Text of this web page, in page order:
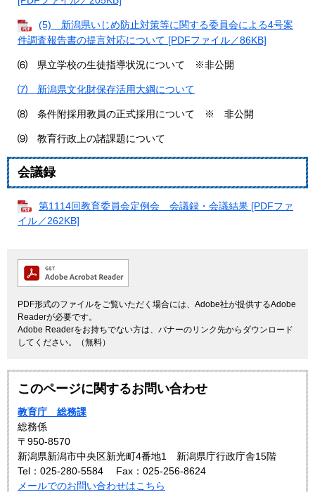
(5) 新潟県いじめ防止対策等に関する委員会による4号案
件調査報告書の提言対応について [PDFファイル／86KB]
⑹ 県立学校の生徒指導状況について ※非公開
⑺ 新潟県文化財保存活用大綱について
⑻ 条件附採用教員の正式採用について ※ 非公開
⑼ 教育行政上の諸課題について
会議録
第1114回教育委員会定例会 会議録・会議結果 [PDFファ
イル／262KB]
PDF形式のファイルをご覧いただく場合には、Adobe社が提供するAdobe
Readerが必要です。
Adobe Readerをお持ちでない方は、バナーのリンク先からダウンロード
してください。（無料）
このページに関するお問い合わせ
教育庁 総務課
総務係
〒950-8570
新潟県新潟市中央区新光町4番地1 新潟県庁行政庁舎15階
Tel：025-280-5584
Fax：025-256-8624
メールでのお問い合わせはこちら